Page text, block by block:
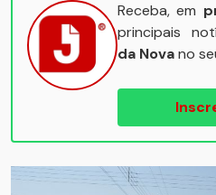
Receba, em
principais
da Novano